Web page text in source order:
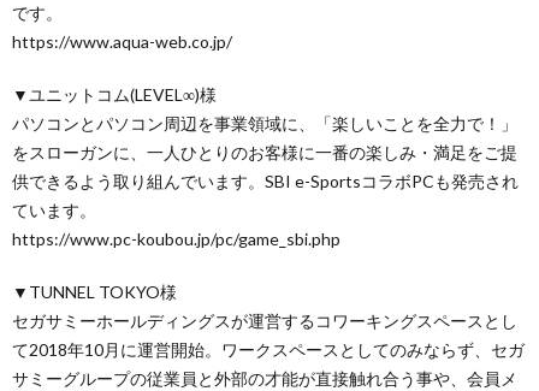
です。
https://www.aqua-web.co.jp/
▼ユニットコム(LEVEL∞)様
パソコンとパソコン周辺を事業領域に、「楽しいことを全力で！」
をスローガンに、一人ひとりのお客様に一番の楽しみ・満足をご提
供できるよう取り組んでいます。SBI e-SportsコラボPCも発売され
ています。
https://www.pc-koubou.jp/pc/game_sbi.php
▼TUNNEL TOKYO様
セガサミーホールディングスが運営するコワーキングスペースとし
て2018年10月に運営開始。ワークスペースとしてのみならず、セガ
サミーグループの従業員と外部の才能が直接触れ合う事や、会員メ